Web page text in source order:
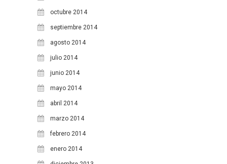
octubre 2014
septiembre 2014
agosto 2014
julio 2014
junio 2014
mayo 2014
abril 2014
marzo 2014
febrero 2014
enero 2014